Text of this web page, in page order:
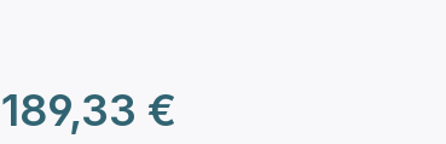
Regulärer Preis:
189,33 €